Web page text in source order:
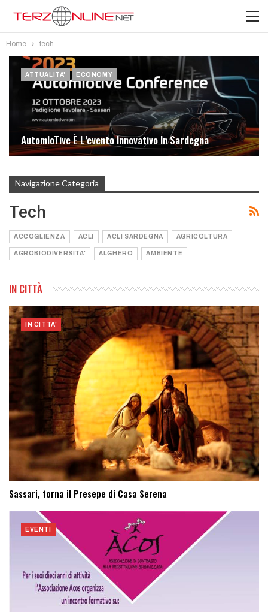
Home tech
ATTUALITA' ECONOMY
AutomIoTive È L’evento Innovativo In Sardegna
Navigazione Categoria
Tech
ACCOGLIENZA ACLI ACLI SARDEGNA AGRICOLTURA
AGROBIODIVERSITA' ALGHERO AMBIENTE
IN CITTÀ
IN CITTA'
Sassari, torna il Presepe di Casa Serena
EVENTI